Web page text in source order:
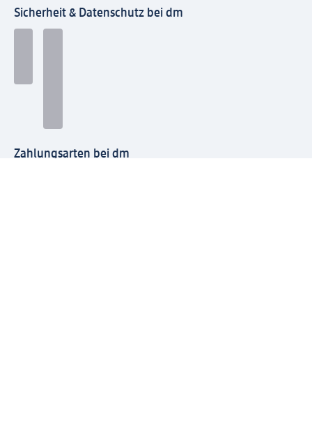
Sicherheit & Datenschutz bei dm
Zahlungsarten bei dm